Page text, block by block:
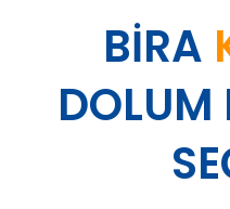
BİRA
DOLUM